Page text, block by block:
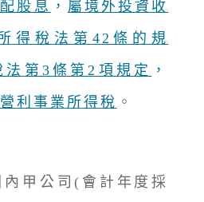
股息 ， 屬境外投資收
得稅法第42條的規
法第3條第2項規定 ，
利事業所得稅 。
內甲公司(會計年度採